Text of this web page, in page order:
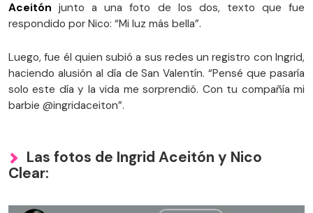
Aceitón junto a una foto de los dos, texto que fue
respondido por Nico: “Mi luz más bella”.
Luego, fue él quien subió a sus redes un registro con Ingrid,
haciendo alusión al día de San Valentín. “Pensé que pasaría
solo este día y la vida me sorprendió. Con tu compañía mi
barbie @ingridaceiton”.
Las fotos de Ingrid Aceitón y Nico
Clear: